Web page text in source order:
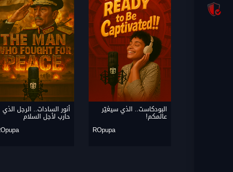
البودكاست.. الذي سيغيّر
عالمكم!
ROpupa
أنور السادات.. الرجل الذي
حارب لأجل السلام